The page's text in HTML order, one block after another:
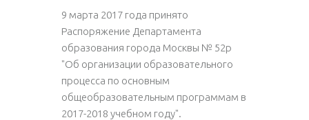
9 марта 2017 года принято
Распоряжение Департамента
образования города Москвы № 52р
"Об организации образовательного
процесса по основным
общеобразовательным программам в
2017-2018 учебном году".